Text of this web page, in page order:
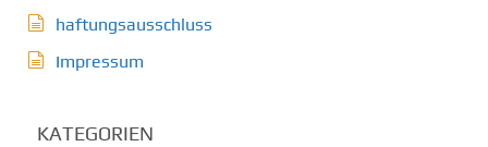
haftungsausschluss
Impressum
KATEGORIEN